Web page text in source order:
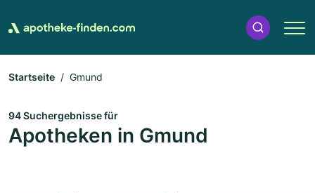
Startseite Gmund
94 Suchergebnisse für
Apotheken in Gmund